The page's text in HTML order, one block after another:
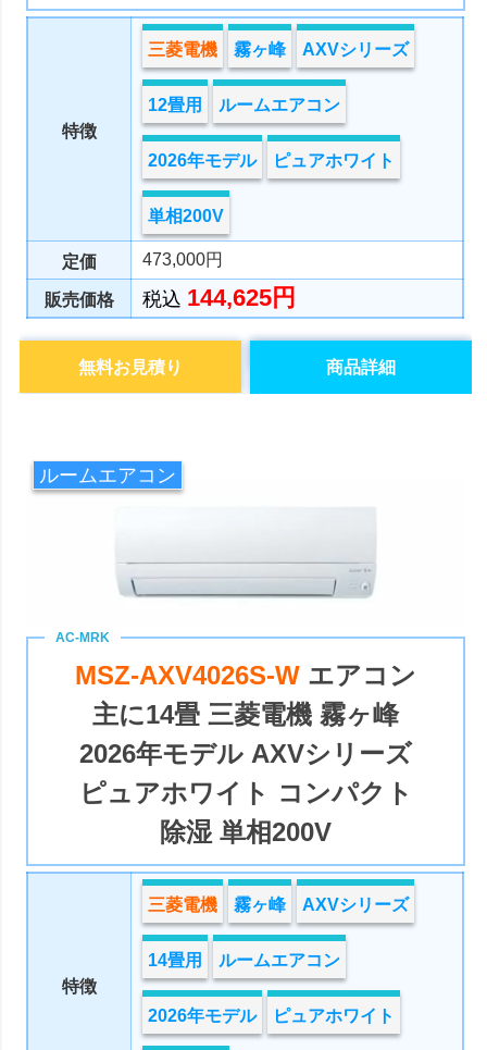
特徴
三菱電機 霧ヶ峰 AXVシリーズ
12畳用 ルームエアコン
2026年モデル ピュアホワイト
単相200V
定価 473,000円
販売価格 税込 144,625円
商品詳細
無料お見積り
ルームエアコン
MSZ-AXV4026S-W エアコン
主に14畳 三菱電機 霧ヶ峰
2026年モデル AXVシリーズ
ピュアホワイト コンパクト
除湿 単相200V
特徴
三菱電機 霧ヶ峰 AXVシリーズ
14畳用 ルームエアコン
2026年モデル ピュアホワイト